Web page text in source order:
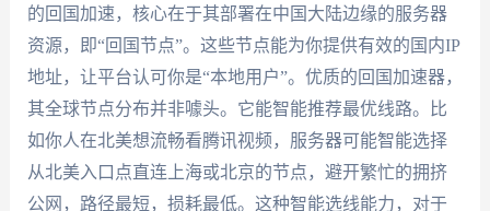
的回国加速，核心在于其部署在中国大陆边缘的服务器
资源，即“回国节点”。这些节点能为你提供有效的国内IP
地址，让平台认可你是“本地用户”。优质的回国加速器，
其全球节点分布并非噱头。它能智能推荐最优线路。比
如你人在北美想流畅看腾讯视频，服务器可能智能选择
从北美入口点直连上海或北京的节点，避开繁忙的拥挤
公网，路径最短，损耗最低。这种智能选线能力，对于